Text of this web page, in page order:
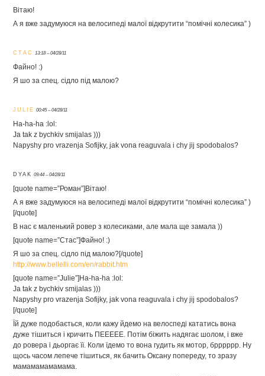
Вітаю!
А я вже задумуюся на велосипеді малої відкрутити “помічні колесика” )
СТАС 13:18 – 04/28/11
Файно! :)
Я шо за спец. сідло під малою?
JULIE 00:45 – 04/28/11
Ha-ha-ha :lol:
Ja tak z bychkiv smijalas )))
Napyshy pro vrazenja Sofijky, jak vona reaguvala i chy jij spodobalos?
DYAK 09:44 – 04/28/11
[quote name=”Роман”]Вітаю!
А я вже задумуюся на велосипеді малої відкрутити “помічні колесика” )
[/quote]
В нас є маленький ровер з колесиками, але мала ще замала ))
[quote name=”Стас”]Файно! :)
Я шо за спец. сідло під малою?[/quote]
http://www.bellelli.com/en/rabbit.htm
[quote name=”Julie”]Ha-ha-ha :lol:
Ja tak z bychkiv smijalas )))
Napyshy pro vrazenja Sofijky, jak vona reaguvala i chy jij spodobalos?
[/quote]
Їй дуже подобається, коли кажу йдемо на велоспеді кататись вона
дуже тішиться і кричить ПЕЕЕЕЕ. Потім біжить надягає шолом, і вже
до ровера і дьоргає її. Коли їдемо то вона гудить як мотор, брррррр. Ну
щось часом лепече тішиться, як бачить Оксану попереду, то зразу
мамамамамамама.